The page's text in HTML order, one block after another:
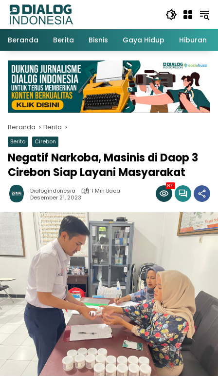
Langsung
konten
Beranda
Berita Bisnis Gaya Hidup Hiburan
Beranda Berita
Berita Cirebon
Negatif Narkoba, Masinis di Daop 3
Cirebon Siap Layani Masyarakat
Dialogindonesia
1 Min Baca
Desember 21, 2023
871